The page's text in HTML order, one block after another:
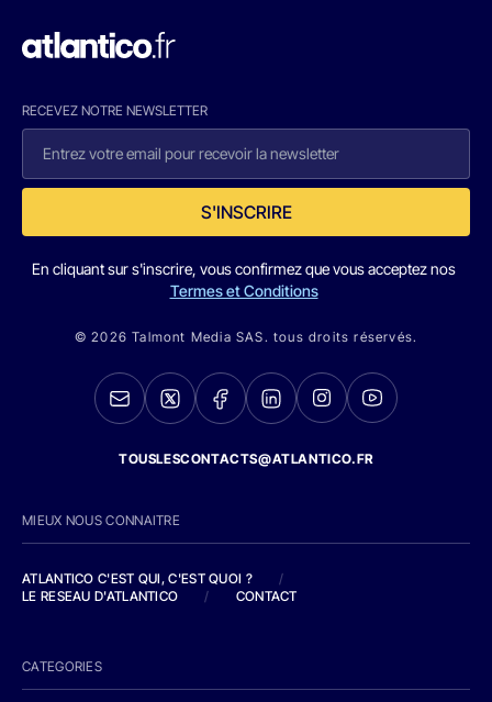
RECEVEZ NOTRE NEWSLETTER
S'INSCRIRE
En cliquant sur s'inscrire, vous confirmez que vous acceptez nos
Termes et Conditions
© 2026 Talmont Media SAS. tous droits réservés.
TOUSLESCONTACTS@ATLANTICO.FR
MIEUX NOUS CONNAITRE
ATLANTICO C'EST QUI, C'EST QUOI ?
/
LE RESEAU D'ATLANTICO
/ CONTACT
CATEGORIES